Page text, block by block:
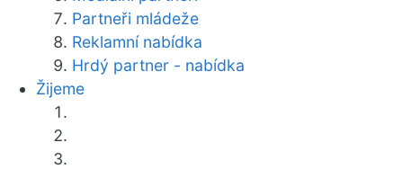
Partneři mládeže
Reklamní nabídka
Hrdý partner - nabídka
Žijeme